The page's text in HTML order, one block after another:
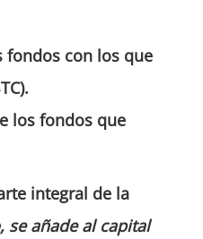
fondos con los que
los fondos que
integral de la
se añade al capital